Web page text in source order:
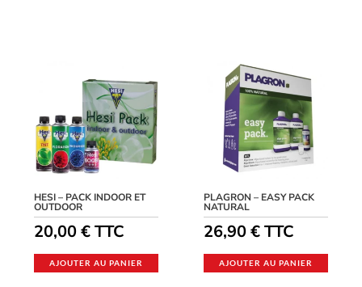
HESI – PACK INDOOR ET
OUTDOOR
20,00€ TTC
AJOUTER AU PANIER
PLAGRON – EASY PACK
NATURAL
26,90€TTC
AJOUTER AU PANIER